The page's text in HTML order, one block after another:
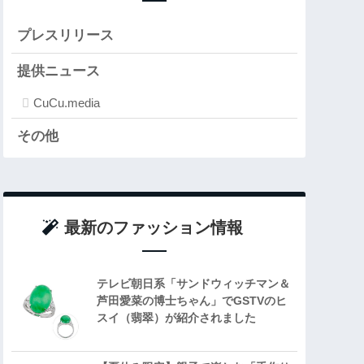
プレスリリース
提供ニュース
CuCu.media
その他
最新のファッション情報
テレビ朝日系「サンドウィッチマン＆
芦田愛菜の博士ちゃん」でGSTVのヒ
スイ（翡翠）が紹介されました